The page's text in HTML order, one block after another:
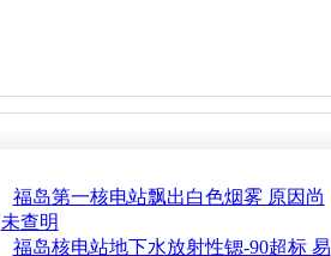
福岛第一核电站飘出白色烟雾 原因尚
未查明
福岛核电站地下水放射性锶-90超标 易